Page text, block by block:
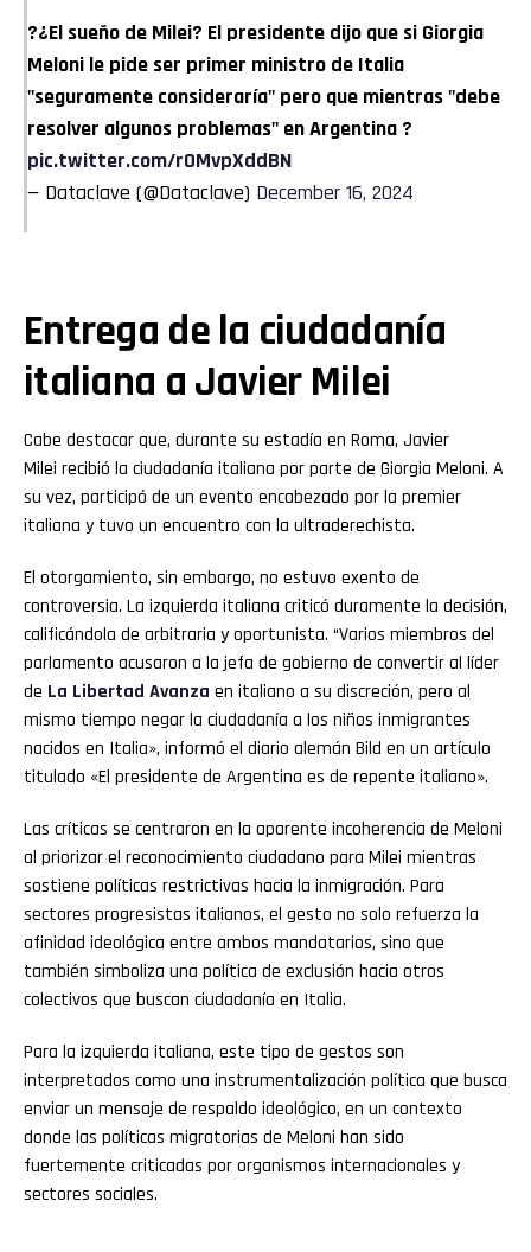
?¿El sueño de Milei? El presidente dijo que si Giorgia
Meloni le pide ser primer ministro de Italia
"seguramente consideraría" pero que mientras "debe
resolver algunos problemas" en Argentina ?
pic.twitter.com/rOMvpXddBN
— Dataclave (@Dataclave) December 16, 2024
Entrega de la ciudadanía
italiana a Javier Milei
Cabe destacar que, durante su estadía en Roma, Javier
Milei recibió la ciudadanía italiana por parte de Giorgia Meloni. A
su vez, participó de un evento encabezado por la premier
italiana y tuvo un encuentro con la ultraderechista.
El otorgamiento, sin embargo, no estuvo exento de
controversia. La izquierda italiana criticó duramente la decisión,
calificándola de arbitraria y oportunista. “Varios miembros del
parlamento acusaron a la jefa de gobierno de convertir al líder
de La Libertad Avanza en italiano a su discreción, pero al
mismo tiempo negar la ciudadanía a los niños inmigrantes
nacidos en Italia», informó el diario alemán Bild en un artículo
titulado «El presidente de Argentina es de repente italiano».
Las críticas se centraron en la aparente incoherencia de Meloni
al priorizar el reconocimiento ciudadano para Milei mientras
sostiene políticas restrictivas hacia la inmigración. Para
sectores progresistas italianos, el gesto no solo refuerza la
afinidad ideológica entre ambos mandatarios, sino que
también simboliza una política de exclusión hacia otros
colectivos que buscan ciudadanía en Italia.
Para la izquierda italiana, este tipo de gestos son
interpretados como una instrumentalización política que busca
enviar un mensaje de respaldo ideológico, en un contexto
donde las políticas migratorias de Meloni han sido
fuertemente criticadas por organismos internacionales y
sectores sociales.
Flipboard
Reddit
Pinterest